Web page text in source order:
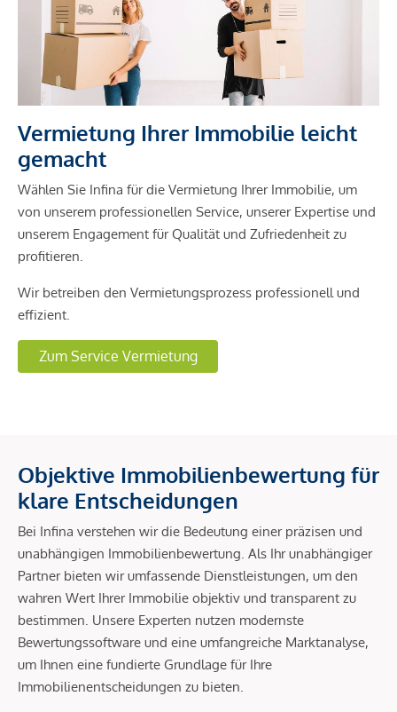
Vermietung Ihrer Immobilie leicht
gemacht
Wählen Sie Infina für die Vermietung Ihrer Immobilie, um
von unserem professionellen Service, unserer Expertise und
unserem Engagement für Qualität und Zufriedenheit zu
profitieren.
Wir betreiben den Vermietungsprozess professionell und
effizient.
Zum Service Vermietung
Objektive Immobilienbewertung für
klare Entscheidungen
Bei Infina verstehen wir die Bedeutung einer präzisen und
unabhängigen Immobilienbewertung. Als Ihr unabhängiger
Partner bieten wir umfassende Dienstleistungen, um den
wahren Wert Ihrer Immobilie objektiv und transparent zu
bestimmen. Unsere Experten nutzen modernste
Bewertungssoftware und eine umfangreiche Marktanalyse,
um Ihnen eine fundierte Grundlage für Ihre
Immobilienentscheidungen zu bieten.